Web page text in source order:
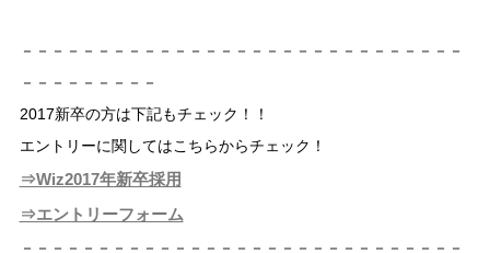
－－－－－－－－－－－－－－－－－－－－－－－－－－－－－
－－－－－－－－－
2017新卒の方は下記もチェック！！
エントリーに関してはこちらからチェック！
⇒Wiz2017年新卒採用
⇒エントリーフォーム
－－－－－－－－－－－－－－－－－－－－－－－－－－－－－